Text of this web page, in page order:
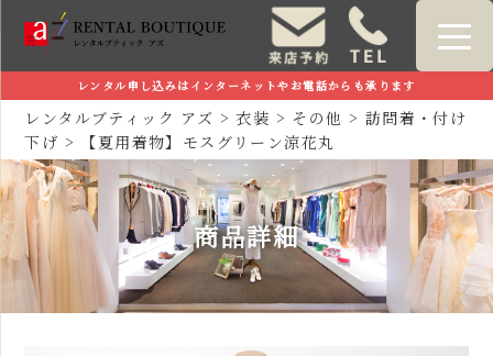
レンタル申し込みはインターネットやお電話からも承ります
レンタルブティック アズ >衣装 > その他 > 訪問着・付け
下げ > 【夏用着物】モスグリーン涼花丸
商品詳細